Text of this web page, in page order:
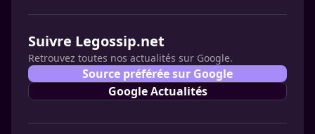
Suivre Legossip.net
Retrouvez toutes nos actualités sur Google.
Source préférée sur Google
Google Actualités